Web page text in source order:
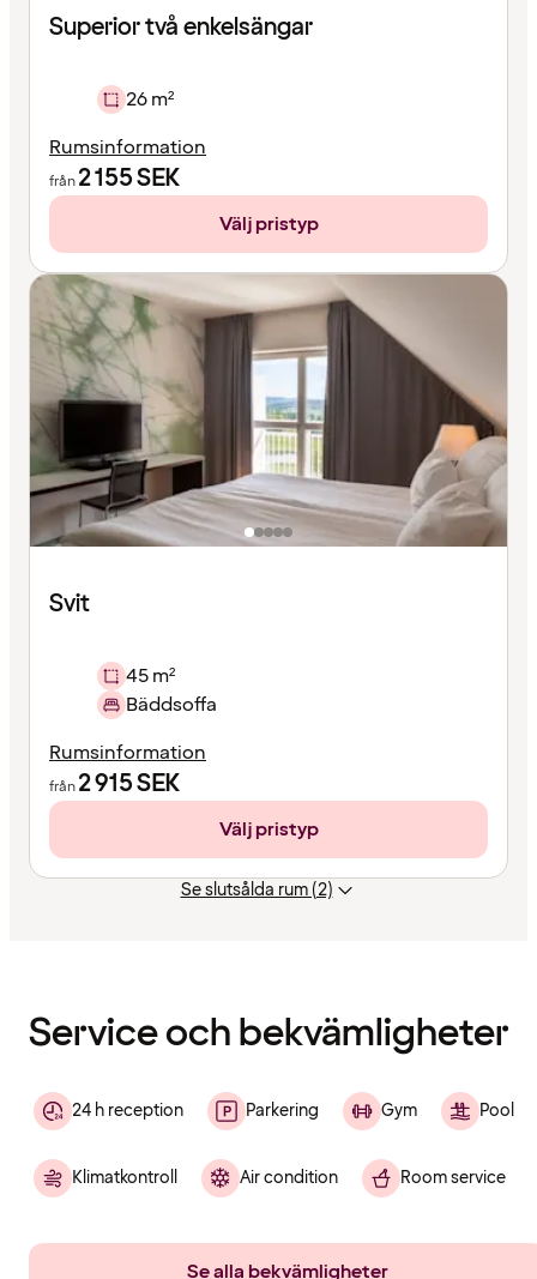
Superior två enkelsängar
26 m²
Rumsinformation
från2 155SEK
Välj pristyp
Svit
45 m²
Bäddsoffa
Rumsinformation
från2 915SEK
Välj pristyp
Se slutsålda rum (2)
Service och bekvämligheter
24 h reception Parkering Gym Pool
Klimatkontroll Air condition Room service
Se alla bekvämligheter